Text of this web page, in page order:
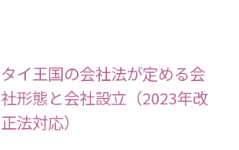
タイ王国の会社法が定める会
社形態と会社設立（2023年改
正法対応）